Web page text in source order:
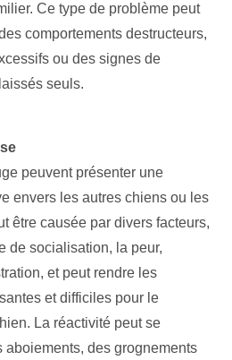
Ce type de problème peut
comportements destructeurs,
ou des signes de
seuls.
peuvent présenter une
envers les autres chiens ou les
être causée par divers facteurs,
de socialisation, la peur,
et peut rendre les
et difficiles pour le
La réactivité peut se
aboiements, des grognements